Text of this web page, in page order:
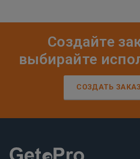
Создайте
выбирайте
СОЗДАТЬ ЗАКАЗ